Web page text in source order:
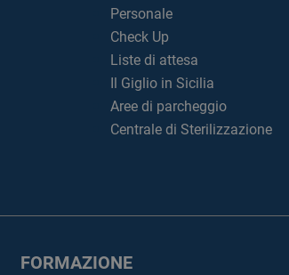
Personale
Check Up
Liste di attesa
Il Giglio in Sicilia
Aree di parcheggio
Centrale di Sterilizzazione
FORMAZIONE